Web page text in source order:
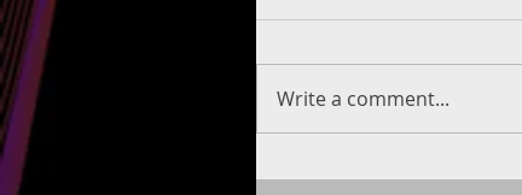
Write a comment...